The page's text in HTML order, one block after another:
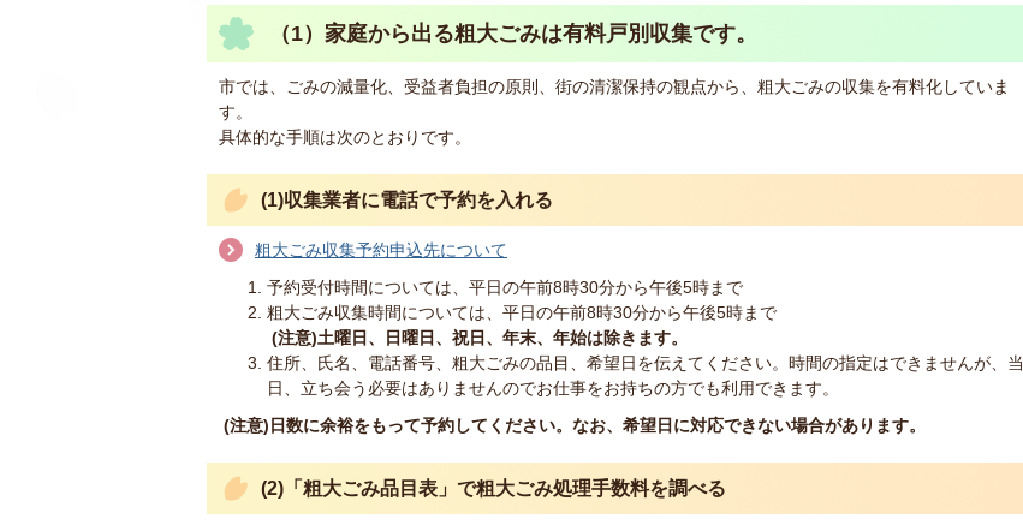
（1）家庭から出る粗大ごみは有料戸別収集です。
市では、ごみの減量化、受益者負担の原則、街の清潔保持の観点から、粗大ごみの収集を有料化していま
す。
具体的な手順は次のとおりです。
(1)収集業者に電話で予約を入れる
粗大ごみ収集予約申込先について
予約受付時間については、平日の午前8時30分から午後5時まで
粗大ごみ収集時間については、平日の午前8時30分から午後5時まで
(注意)土曜日、日曜日、祝日、年末、年始は除きます。
住所、氏名、電話番号、粗大ごみの品目、希望日を伝えてください。時間の指定はできませんが、当
日、立ち会う必要はありませんのでお仕事をお持ちの方でも利用できます。
(注意)日数に余裕をもって予約してください。なお、希望日に対応できない場合があります。
(2)「粗大ごみ品目表」で粗大ごみ処理手数料を調べる